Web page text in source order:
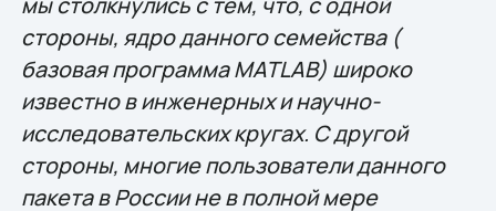
стороны, ядро данного семейства (
базовая программа MATLAB) широко
известно в инженерных и научно-
исследовательских кругах. С другой
стороны, многие пользователи данного
пакета в России не в полной мере